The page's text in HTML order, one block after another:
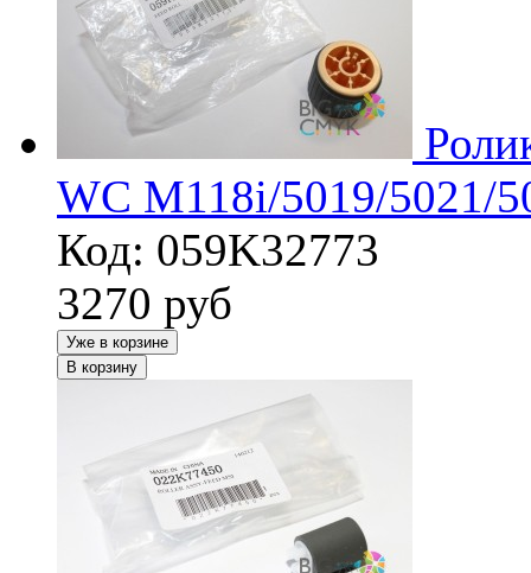
WC M118i/5019/5021/
Код: 059K32773
3270 руб
Уже в корзине
В корзину